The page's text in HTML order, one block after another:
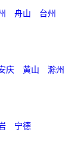
舟山
台州
庆 黄山
滁州
宁德